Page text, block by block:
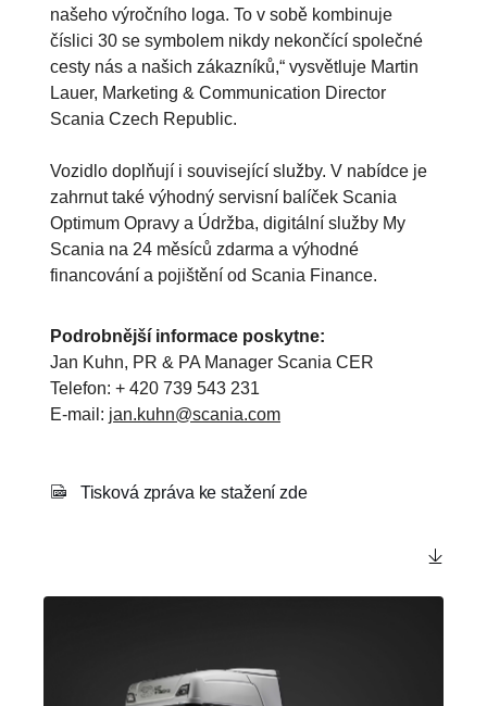
našeho výročního loga. To v sobě kombinuje
číslici 30 se symbolem nikdy nekončící společné
cesty nás a našich zákazníků,“ vysvětluje Martin
Lauer, Marketing & Communication Director
Scania Czech Republic.
Vozidlo doplňují i související služby. V nabídce je
zahrnut také výhodný servisní balíček Scania
Optimum Opravy a Údržba, digitální služby My
Scania na 24 měsíců zdarma a výhodné
financování a pojištění od Scania Finance.
Podrobnější informace poskytne:
Jan Kuhn, PR & PA Manager Scania CER
Telefon: + 420 739 543 231
E-mail: jan.kuhn@scania.com
Tisková zpráva ke stažení zde